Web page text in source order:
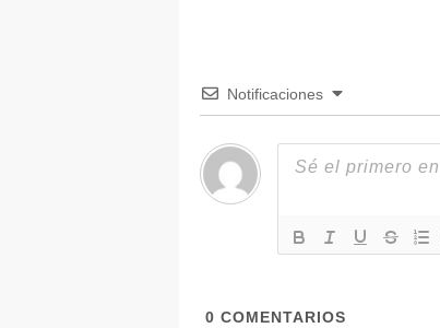
Notificaciones
0 COMENTARIOS